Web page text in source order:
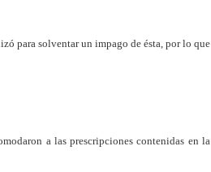
para solventar un impago de ésta, por lo que
a las prescripciones contenidas en la